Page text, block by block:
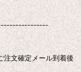
注文確定メール到着後